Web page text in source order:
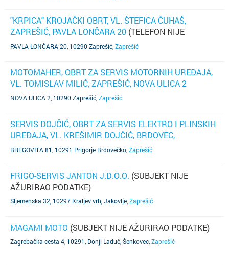
"KRPICA" KROJAČKI OBRT, VL. ŠTEFICA ČUHAŠ,
ZAPREŠIĆ, PAVLA LONČARA 20 (TELEFON NIJE
POZNAT)
PAVLA LONČARA 20, 10290 Zaprešić Zaprešić
MOTOMAHER, OBRT ZA SERVIS MOTORNIH UREĐAJA,
VL. TOMISLAV MILIĆ, ZAPREŠIĆ, NOVA ULICA 2
(TELEFON NIJE POZNAT)
NOVA ULICA 2, 10290 Zaprešić Zaprešić
SERVIS DOJČIĆ, OBRT ZA SERVIS ELEKTRO I PLINSKIH
UREĐAJA, VL. KREŠIMIR DOJČIĆ, BRDOVEC,
BREGOVITA 81(TELEFON NIJE POZNAT)
BREGOVITA 81, 10291 Prigorje Brdovečko Zaprešić
FRIGO-SERVIS JANTON J.D.O.O. (SUBJEKT NIJE
AŽURIRAO PODATKE)
Sljemenska 32, 10297 Kraljev vrh, Jakovlje Zaprešić
MAGAMI MOTO (SUBJEKT NIJE AŽURIRAO PODATKE)
Zagrebačka cesta 4, 10291, Donji Laduč, Šenkovec Zaprešić